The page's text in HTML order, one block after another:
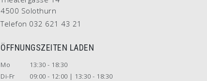
4500 Solothurn
Telefon 032 621 43 21
ÖFFNUNGSZEITEN LADEN
Mo
13:30 - 18:30
Di-Fr
09:00 - 12:00 | 13:30 - 18:30